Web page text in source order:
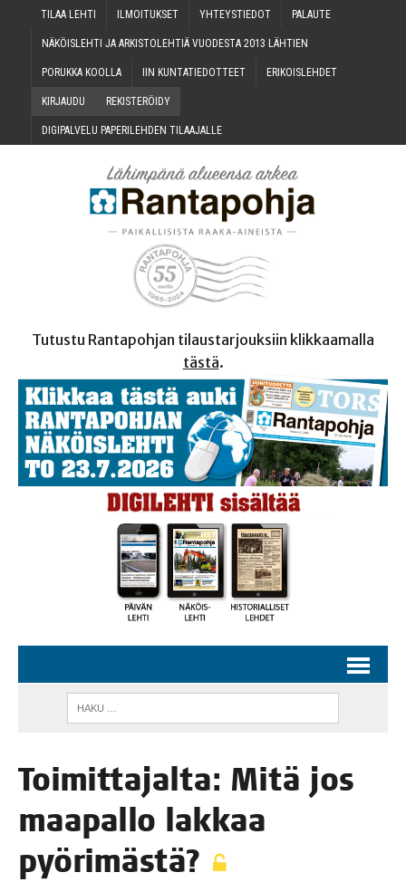
TILAA LEH­TI ILMOI­TUK­SET YHTEYS­TIE­DOT PALAU­TE
NÄKÖIS­LEH­TI JA ARKIS­TO­LEH­TIÄ VUO­DES­TA 2013 LÄHTIEN
PORUK­KA KOOLLA IIN KUN­TA­TIE­DOT­TEET ERI­KOIS­LEH­DET
KIR­JAU­DU REKIS­TE­RÖI­DY
DIGI­PAL­VE­LU PAPE­RI­LEH­DEN TILAAJALLE
Tutustu Rantapohjan tilaustarjouksiin klikkaamalla
tästä.
Toi­mit­ta­jal­ta: Mitä jos
maa­pal­lo lak­kaa
pyörimästä?